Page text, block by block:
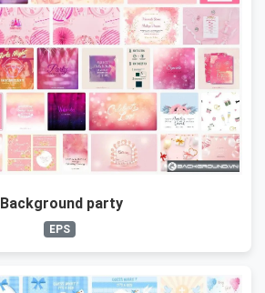
Background party
EPS